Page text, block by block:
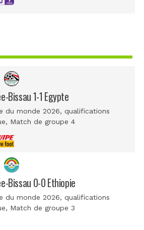
Bissau 1-1 Egypte
du monde 2026, qualifications
, Match de groupe 4
Bissau 0-0 Ethiopie
du monde 2026, qualifications
, Match de groupe 3